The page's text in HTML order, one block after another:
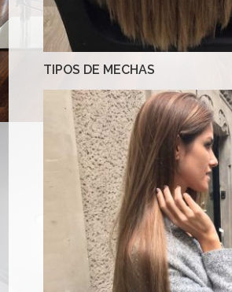
TIPOS DE MECHAS